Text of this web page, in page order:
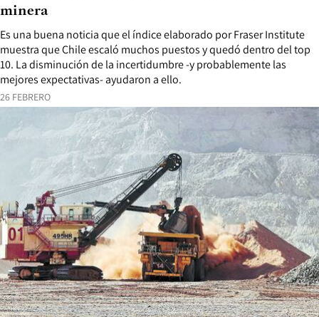
26 FEBRERO
Es una buena noticia que el índice elaborado por Fraser Institute
muestra que Chile escaló muchos puestos y quedó dentro del top
10. La disminución de la incertidumbre -y probablemente las
mejores expectativas- ayudaron a ello.
minera